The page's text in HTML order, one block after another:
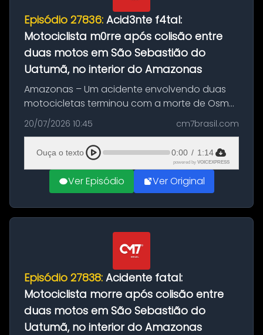
Episódio 27836: Acid3nte f4tal:
Motociclista m0rre após colisão entre
duas motos em São Sebastião do
Uatumã, no interior do Amazonas
Amazonas – Um acidente envolvendo duas
motocicletas terminou com a morte de Osmar
Figueiredo de Souza, de 38 anos, no município
de São Sebastião do Uatumã, no interior do
Amazonas. A colisão ocorreu n...
20/07/2026 10:45 cm7brasil.com
Ouça o texto 0:00 / 1:14
powered by VOICEXPRESS
Ver Episódio Ver Original
Episódio 27838: Acidente fatal:
Motociclista morre após colisão entre
duas motos em São Sebastião do
Uatumã, no interior do Amazonas